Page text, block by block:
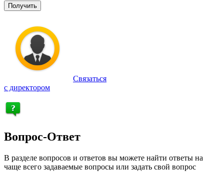
Получить
Связаться
с директором
Вопрос-Ответ
В разделе вопросов и ответов вы можете найти ответы на
чаще всего задаваемые вопросы или задать свой вопрос